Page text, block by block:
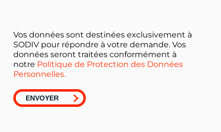
Vos données sont destinées exclusivement à
SODIV pour répondre à votre demande. Vos
données seront traitées conformément à
notre Politique de Protection des Données
Personnelles.